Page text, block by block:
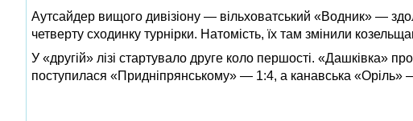
Аутсайдер вищого дивізіону — вільховатський «Водник» —
четверту сходинку турнірки. Натомість, їх там змінили
У «другій» лізі стартувало друге коло першості. «Дашківка»
поступилася «Придніпрянському» — 1:4, а канавська